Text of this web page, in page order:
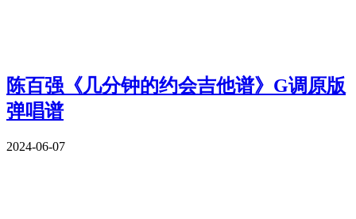
陈百强《几分钟的约会吉他谱》G调原版
弹唱谱
2024-06-07